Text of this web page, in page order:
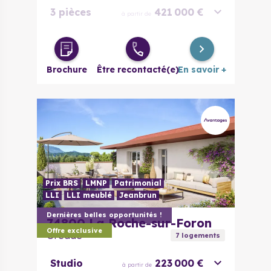
3 pièces à partir de 421 000 €
4 pièces à partir de 518 000 €
Brochure Être recontacté(e)En savoir +
Dernières belles opportunités !
Offre exclusive
Prix BRS LMNP
Patrimonial
LLI
LLI meublé Jeanbrun
74800 La Roche-sur-Foron
Oréade 7logements
Studio à partir de 223 000 €